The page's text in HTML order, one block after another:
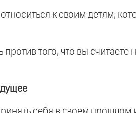
к своим детям,
того, что вы
себя в своем прошлом